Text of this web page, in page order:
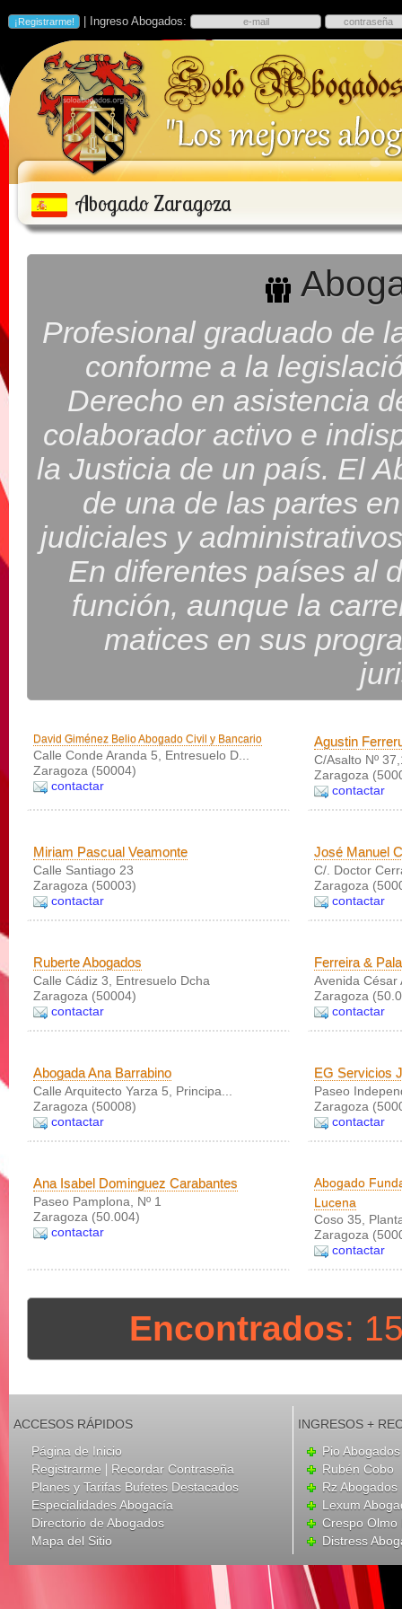
| Ingreso Abogados:
Abogado Zaragoza
Profesional graduado de
conforme a la
Derecho en asistencia
colaborador activo e
la Justicia de un país. El
de una de las partes
judiciales y
En diferentes países al
función, aunque la
matices en sus
David Giménez Belio Abogado Civil y Bancario
Calle Conde Aranda 5, Entresuelo D...
Zaragoza (50004)
contactar
Agustin
C/Asalto Nº
Zaragoza
contactar
Miriam Pascual Veamonte
Calle Santiago 23
Zaragoza (50003)
contactar
José Manuel
C/. Doctor
Zaragoza
contactar
Ruberte Abogados
Calle Cádiz 3, Entresuelo Dcha
Zaragoza (50004)
contactar
Ferreira &
Avenida César
Zaragoza
contactar
Abogada Ana Barrabino
Calle Arquitecto Yarza 5, Principa...
Zaragoza (50008)
contactar
EG Servicios
Paseo
Zaragoza
contactar
Ana Isabel Dominguez Carabantes
Paseo Pamplona, Nº 1
Zaragoza (50.004)
contactar
Abogado
Lucena
Coso 35,
Zaragoza
contactar
Encontrados:
ACCESOS RÁPIDOS
Página de Inicio
Registrarme | Recordar Contraseña
Planes y Tarifas Bufetes Destacados
Especialidades Abogacía
Directorio de Abogados
Mapa del Sitio
INGRESOS +
Pio
Rubén Cobo
Rz Abogados
Lexum
Crespo Olmo
Distress